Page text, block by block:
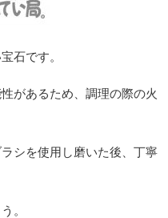
石です。
があるため、調理の際の火
シを使用し磨いた後、丁寧
。